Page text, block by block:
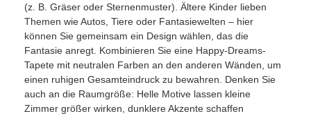
(z. B. Gräser oder Sternenmuster). Ältere Kinder lieben
Themen wie Autos, Tiere oder Fantasiewelten – hier
können Sie gemeinsam ein Design wählen, das die
Fantasie anregt. Kombinieren Sie eine Happy-Dreams-
Tapete mit neutralen Farben an den anderen Wänden, um
einen ruhigen Gesamteindruck zu bewahren. Denken Sie
auch an die Raumgröße: Helle Motive lassen kleine
Zimmer größer wirken, dunklere Akzente schaffen